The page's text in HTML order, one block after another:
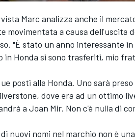
Marc analizza anche il
movimentata a causa dell'uscita
"È stato un anno interessante
in Honda si sono trasferiti, mio
posti alla Honda. Uno sarà preso
dove era ad un ottimo
a Joan Mir. Non c'è nulla di
nuovi nomi nel marchio non è